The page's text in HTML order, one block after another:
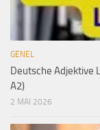
GENEL
Deutsche Adjektive
A2)
2 MAI 2026